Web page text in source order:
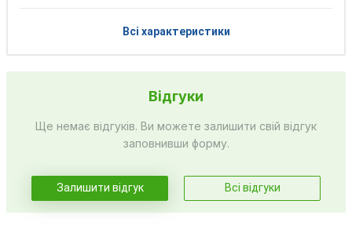
Всі характеристики
Відгуки
Ще немає відгуків. Ви можете залишити свій відгук
заповнивши форму.
Залишити відгук Всі відгуки